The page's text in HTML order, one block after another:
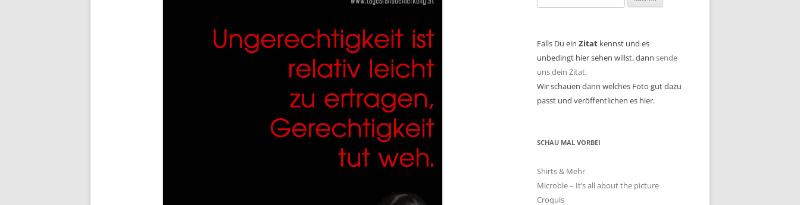
nach:
Falls Du ein Zitat kennst und es
unbedingt hier sehen willst, dann sende
uns dein Zitat.
Wir schauen dann welches Foto gut dazu
passt und veröffentlichen es hier.
SCHAU MAL VORBEI
Shirts & Mehr
Microble – It’s all about the picture
Croquis